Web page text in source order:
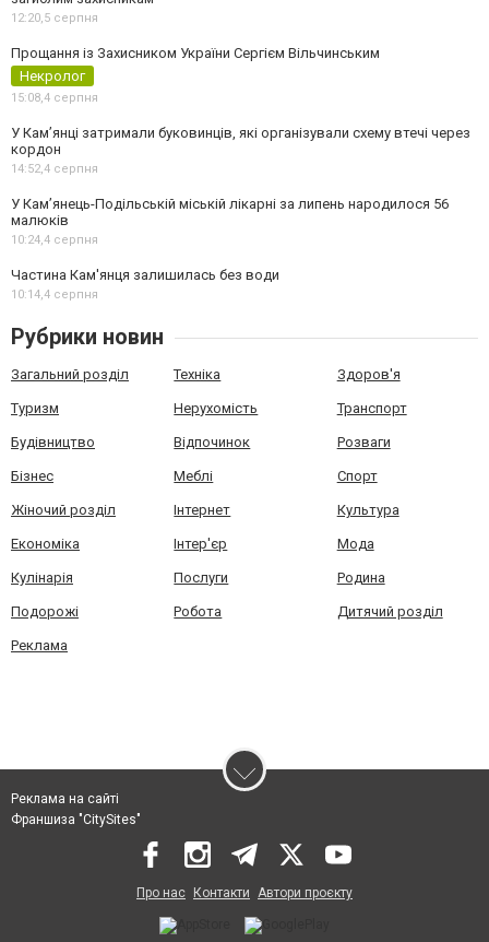
12:20,5 серпня
Прощання із Захисником України Сергієм Вільчинським
Некролог
15:08,4 серпня
У Кам’янці затримали буковинців, які організували схему втечі через
кордон
14:52,4 серпня
У Кам’янець-Подільській міській лікарні за липень народилося 56
малюків
10:24,4 серпня
Частина Кам'янця залишилась без води
10:14,4 серпня
Рубрики новин
Загальний розділ Техніка Здоров'я
Туризм Нерухомість Транспорт
Будівництво Відпочинок Розваги
Бізнес Меблі Спорт
Жіночий розділ Інтернет Культура
Економіка Інтер'єр Мода
Кулінарія Послуги Родина
Подорожі Робота Дитячий розділ
Реклама
Реклама на сайті
Франшиза "CitySites"
Про нас Контакти Автори проєкту